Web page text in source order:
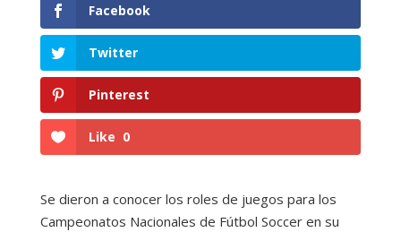
Facebook
Twitter
Pinterest
Like 0
Se dieron a conocer los roles de juegos para los
Campeonatos Nacionales de Fútbol Soccer en su